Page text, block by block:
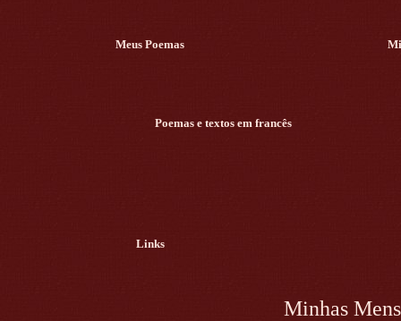
Meus Poemas
Poemas e textos em francês
Links
Minhas